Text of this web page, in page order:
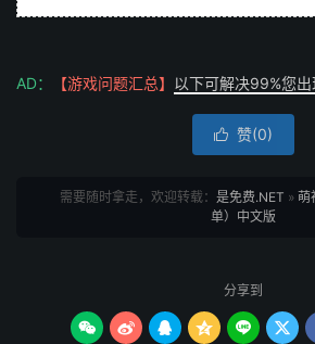
AD： 【游戏问题汇总】 以下可解决99%您
 赞(0)
需要随时拿走，欢迎转载： 是免费.NET » 萌
单）中文版
分享到
     